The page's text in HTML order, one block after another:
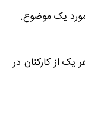
مورد یک موضوع.
از کارکنان در